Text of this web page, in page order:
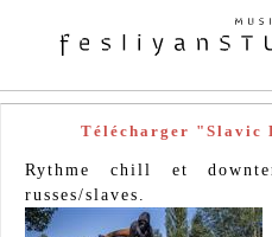
Télécharger "Slavic
Rythme chill et
russes/slaves.